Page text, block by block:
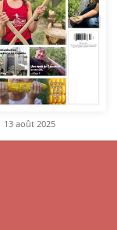
13 août 2025